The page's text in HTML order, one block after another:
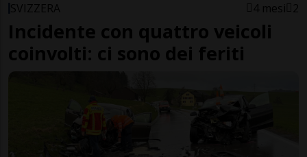
SVIZZERA 4 mesi 2
Incidente con quattro veicoli
coinvolti: ci sono dei feriti